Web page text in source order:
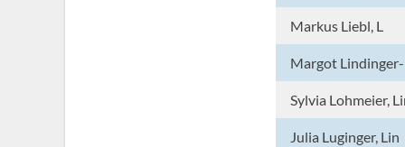
Markus Liebl, L
Margot
Sylvia Lohmeier,
Julia Luginger, Lin